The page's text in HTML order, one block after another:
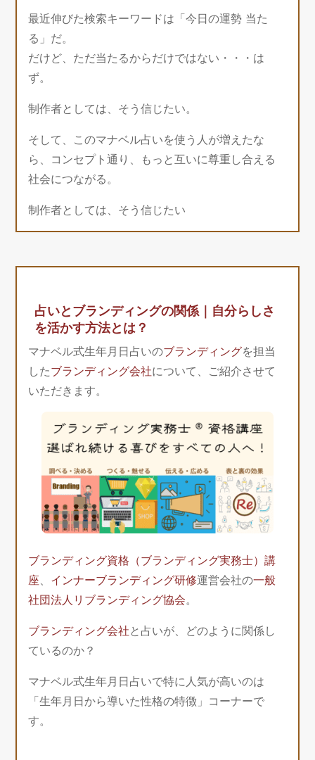
最近伸びた検索キーワードは「今日の運勢 当た
る」だ。
だけど、ただ当たるからだけではない・・・は
ず。
制作者としては、そう信じたい。
そして、このマナベル占いを使う人が増えたな
ら、コンセプト通り、もっと互いに尊重し合える
社会につながる。
制作者としては、そう信じたい
占いとブランディングの関係｜自分らしさ
を活かす方法とは？
マナベル式生年月日占いのブランディングを担当
したブランディング会社について、ご紹介させて
いただきます。
ブランディング資格（ブランディング実務士）講
座、 インナーブランディング研修運営会社の一般
社団法人リブランディング協会。
ブランディング会社 と占いが、どのように関係し
ているのか？
マナベル式生年月日占いで特に人気が高いのは
「生年月日から導いた性格の特徴」コーナーで
す。